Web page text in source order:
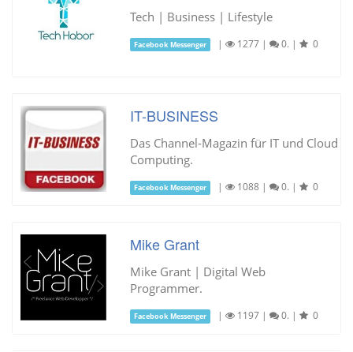
Tech | Business | Lifestyle
Facebook Messenger | 1277 | 0. | 0
IT-BUSINESS
Das Channel-Magazin für IT und Cloud
Computing.
Facebook Messenger | 1088 | 0. | 0
Mike Grant
Mike Grant | Digital Web
Programmer.
Facebook Messenger | 1197 | 0. | 0